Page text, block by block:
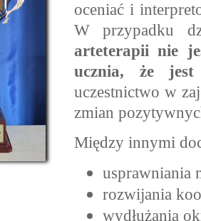
oceniać i
W przypadku
arteterapii nie
ucznia, że
uczestnictwo w
zmian
Między innymi
usprawniania
rozwijania
wydłużania